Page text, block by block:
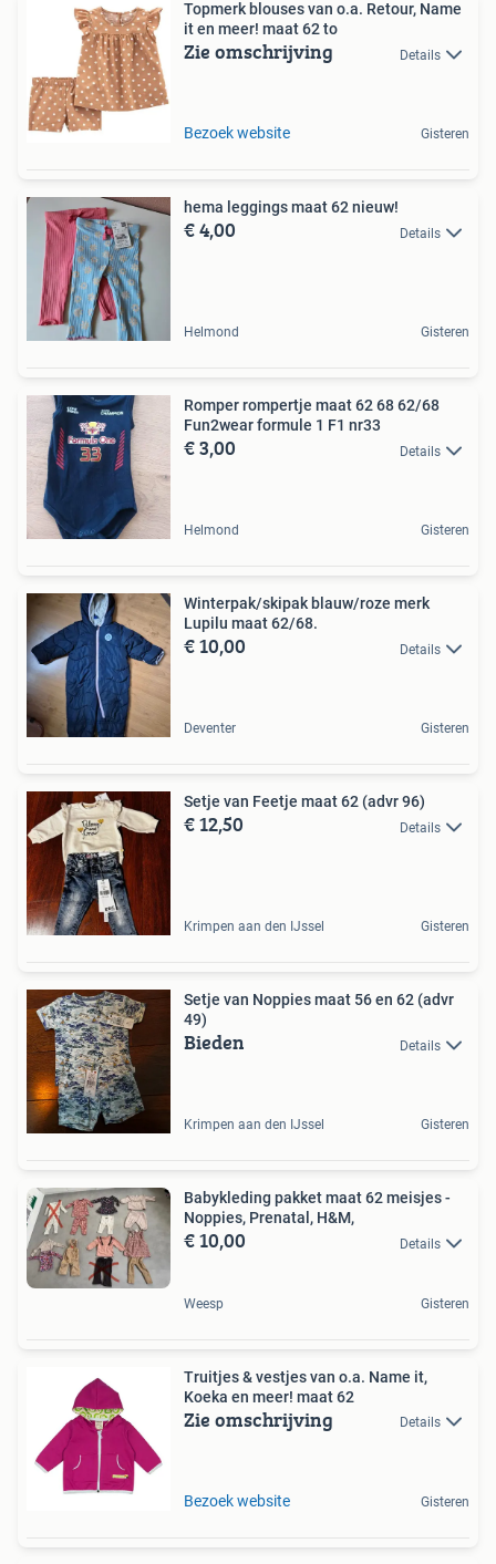
Topmerk blouses van o.a. Retour, Name
it en meer! maat 62 to
Zie omschrijving Details
Bezoek website Gisteren
hema leggings maat 62 nieuw!
€ 4,00 Details
Helmond Gisteren
Romper rompertje maat 62 68 62/68
Fun2wear formule 1 F1 nr33
€ 3,00 Details
Helmond Gisteren
Winterpak/skipak blauw/roze merk
Lupilu maat 62/68.
€ 10,00 Details
Deventer Gisteren
Setje van Feetje maat 62 (advr 96)
€ 12,50 Details
Krimpen aan den IJssel Gisteren
Setje van Noppies maat 56 en 62 (advr
49)
Bieden Details
Krimpen aan den IJssel Gisteren
Babykleding pakket maat 62 meisjes -
Noppies, Prenatal, H&M,
€ 10,00 Details
Weesp Gisteren
Truitjes & vestjes van o.a. Name it,
Koeka en meer! maat 62
Zie omschrijving Details
Bezoek website Gisteren